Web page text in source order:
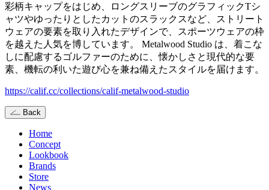
彩柄キャップをはじめ、ロングスリーブのグラフィックTシ
ャツやゆったりとしたカットのスラックスなど、ストリート
ウェアの要素を取り入れたデザインで、スポーツウェアの枠
を越えた人気を博しています。 Metalwood Studio は、着こな
しに配慮するゴルファーのために、懐かしさと現代的な要
素、機転の利いた遊び心を兼ね備えたスタイルを届けます。
https://calif.cc/collections/calif-metalwood-studio
Back
Home
Concept
Lookbook
Brands
Store
News